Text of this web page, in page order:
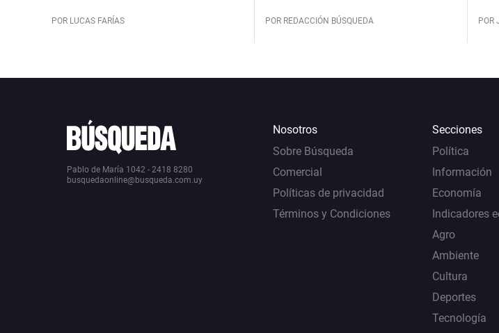
POR LUCAS FARÍAS POR REDACCIÓN BÚSQUEDA POR
Pablo de María 1042 - 2418 8280
busquedaonline@busqueda.com.uy
Nosotros
Sobre Búsqueda
Comercial
Políticas de privacidad
Términos y Condiciones
Secciones
Política
Información
Economía
Indicadores
Agro
Ambiente
Cultura
Deportes
Tecnología